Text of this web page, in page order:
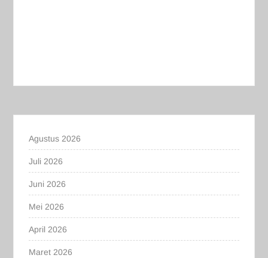
Agustus 2026
Juli 2026
Juni 2026
Mei 2026
April 2026
Maret 2026